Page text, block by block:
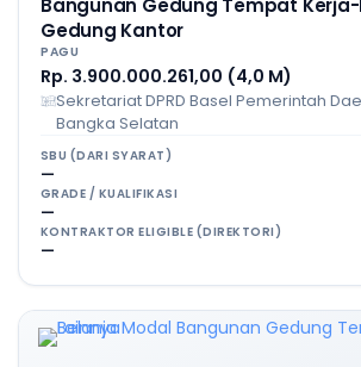
Bangunan Gedung Tempat
Gedung Kantor
PAGU
Rp. 3.900.000.261,00 (4,0 M)
Sekretariat DPRD Basel Pemerintah
Bangka Selatan
SBU (DARI SYARAT)
—
GRADE / KUALIFIKASI
—
KONTRAKTOR ELIGIBLE (DIREKTORI)
—